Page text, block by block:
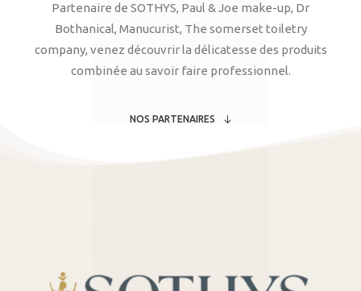
Partenaire de SOTHYS, Paul & Joe make-up, Dr
Bothanical, Manucurist, The somerset toiletry
company, venez découvrir la délicatesse des produits
combinée au savoir faire professionnel.
NOS PARTENAIRES